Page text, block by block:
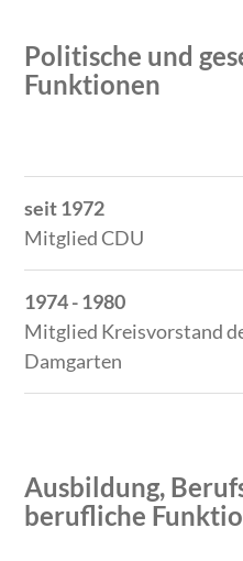
Politische und
Funktionen
Zeitraum
Tätigkeit
seit 1972
Mitglied CDU
1974 - 1980
Mitglied Kreisvorstand
Damgarten
Ausbildung,
berufliche